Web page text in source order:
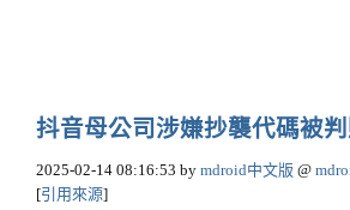
抖音母公司涉嫌抄襲代碼被判
2025-02-14 08:16:53 by mdroid中文版 @
[引用來源]